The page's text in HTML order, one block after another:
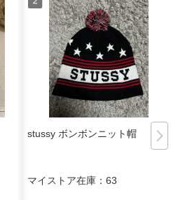
stussy ボンボンニット帽
マイストア在庫： 63